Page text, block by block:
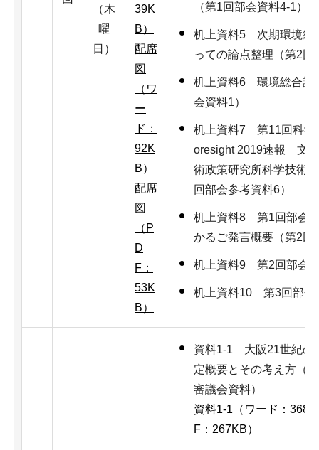
（木
曜
日）
39K
B）
配席
図
（ワ
ー
ド：
92K
B）
配席
図
（P
D
F：
53K
B）
（第1回部会資料4-1）
机上資料5 次期環境総
っての論点整理（第2回
机上資料6 環境総合計
会資料1）
机上資料7 第11回科学
oresight 2019速報 文
術政策研究所科学技術
回部会参考資料6）
机上資料8 第1回部会
かるご発言概要（第2回
机上資料9 第2回部会
机上資料10 第3回部会
資料1-1 大阪21世紀の
定概要とその考え方（
審議会資料）
資料1-1（ワード：
F：267KB）